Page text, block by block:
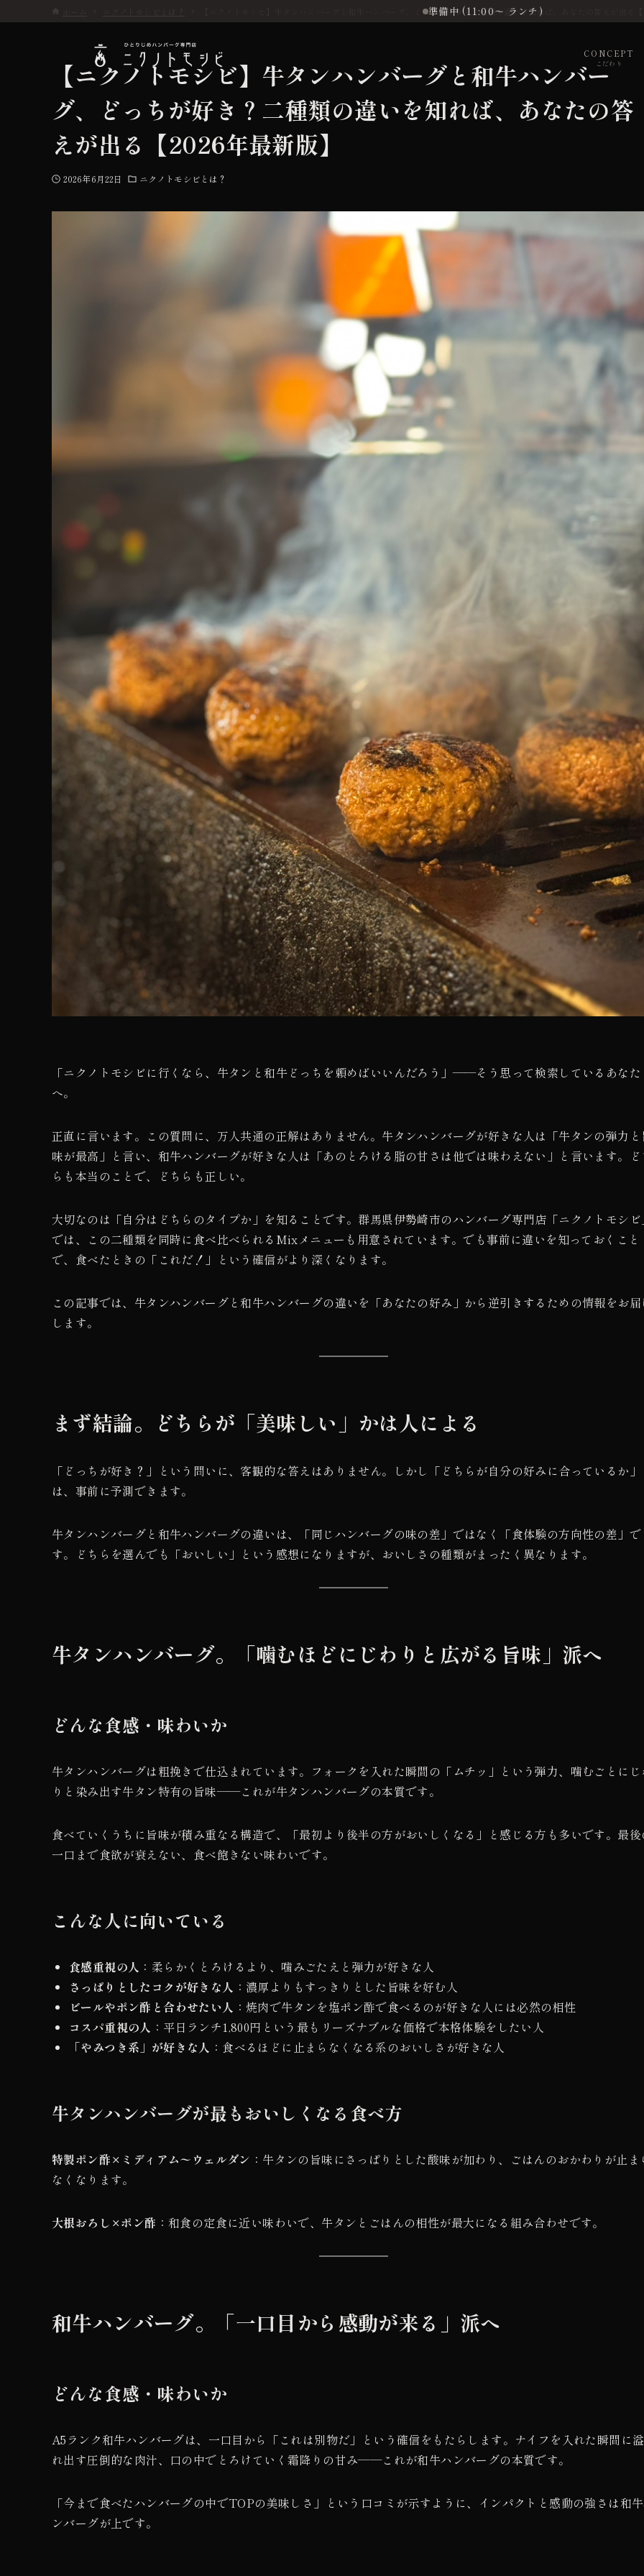
準備中 (11:00〜 ランチ)
CONCEPT
こだわり
こだわり
お品書き
【ニクノトモシビ】牛タンハンバーグと和牛ハンバーグ、どっちが好き？二種類の違いを知れば、あなたの答えが出る
【ニクノトモシビ】牛タンハンバーグと和牛ハンバー
グ、どっちが好き？二種類の違いを知れば、あなたの答
えが出る【2026年最新版】
2026年6月22日 ニクノトモシビとは？
「ニクノトモシビに行くなら、牛タンと和牛どっちを頼めばいいんだろう」——そう思って検索しているあなた
へ。
正直に言います。この質問に、万人共通の正解はありません。牛タンハンバーグが好きな人は「牛タンの弾力
味が最高」と言い、和牛ハンバーグが好きな人は「あのとろける脂の甘さは他では味わえない」と言います。
らも本当のことで、どちらも正しい。
大切なのは「自分はどちらのタイプか」を知ることです。群馬県伊勢崎市のハンバーグ専門店「ニクノトモシ
では、この二種類を同時に食べ比べられるMixメニューも用意されています。でも事前に違いを知っておくこと
で、食べたときの「これだ！」という確信がより深くなります。
この記事では、牛タンハンバーグと和牛ハンバーグの違いを「あなたの好み」から逆引きするための情報をお
します。
まず結論。どちらが「美味しい」かは人による
「どっちが好き？」という問いに、客観的な答えはありません。しかし「どちらが自分の好みに合っているか」
は、事前に予測できます。
牛タンハンバーグと和牛ハンバーグの違いは、「同じハンバーグの味の差」ではなく「食体験の方向性の差」で
す。どちらを選んでも「おいしい」という感想になりますが、おいしさの種類がまったく異なります。
牛タンハンバーグ。「噛むほどにじわりと広がる旨味」派へ
どんな食感・味わいか
牛タンハンバーグは粗挽きで仕込まれています。フォークを入れた瞬間の「ムチッ」という弾力、噛むごとに
りと染み出す牛タン特有の旨味——これが牛タンハンバーグの本質です。
食べていくうちに旨味が積み重なる構造で、「最初より後半の方がおいしくなる」と感じる方も多いです。最
一口まで食欲が衰えない、食べ飽きない味わいです。
こんな人に向いている
食感重視の人 ：柔らかくとろけるより、噛みごたえと弾力が好きな人
さっぱりとしたコクが好きな人 ：濃厚よりもすっきりとした旨味を好む人
ビールやポン酢と合わせたい人 ：焼肉で牛タンを塩ポン酢で食べるのが好きな人には必然の相性
コスパ重視の人 ：平日ランチ1,800円という最もリーズナブルな価格で本格体験をしたい人
「やみつき系」が好きな人 ：食べるほどに止まらなくなる系のおいしさが好きな人
牛タンハンバーグが最もおいしくなる食べ方
特製ポン酢×ミディアム〜ウェルダン ：牛タンの旨味にさっぱりとした酸味が加わり、ごはんのおかわりが止ま
なくなります。
大根おろし×ポン酢 ：和食の定食に近い味わいで、牛タンとごはんの相性が最大になる組み合わせです。
和牛ハンバーグ。「一口目から感動が来る」派へ
どんな食感・味わいか
A5ランク和牛ハンバーグは、一口目から「これは別物だ」という確信をもたらします。ナイフを入れた瞬間に溢
れ出す圧倒的な肉汁、口の中でとろけていく霜降りの甘み——これが和牛ハンバーグの本質です。
「今まで食べたハンバーグの中でTOPの美味しさ」という口コミが示すように、インパクトと感動の強さは和
ンバーグが上です。